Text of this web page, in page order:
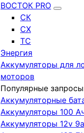
ВОСТОК PRO
СК
СХ
ТС
Энергия
Аккумуляторы для
моторов
Популярные
Аккумуляторные
Аккумуляторы 100
Аккумуляторы 12v